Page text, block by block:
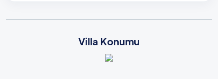
Villa Konumu